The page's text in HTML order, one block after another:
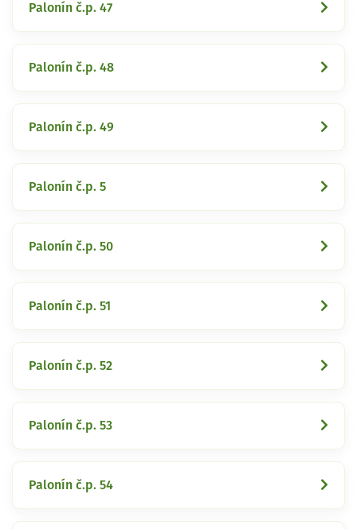
Palonín č.p. 47
Palonín č.p. 48
Palonín č.p. 49
Palonín č.p. 5
Palonín č.p. 50
Palonín č.p. 51
Palonín č.p. 52
Palonín č.p. 53
Palonín č.p. 54